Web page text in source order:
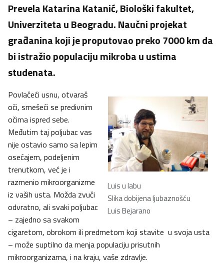
Prevela Katarina Katanić, Biološki fakultet,
Univerziteta u Beogradu. Naučni projekat
građanina koji je proputovao preko 7000 km da
bi istražio populaciju mikroba u ustima
studenata.
Luis u labu
Slika dobijena ljubaznošću
Luis Bejarano
Povlačeći usnu, otvaraš
oči, smešeći se predivnim
očima ispred sebe.
Međutim taj poljubac vas
nije ostavio samo sa lepim
osećajem, podeljenim
trenutkom, već je i
razmenio mikroorganizme
iz vaših usta. Možda zvuči
odvratno, ali svaki poljubac
– zajedno sa svakom
cigaretom, obrokom ili predmetom koji stavite u svoja usta
– može suptilno da menja populaciju prisutnih
mikroorganizama, i na kraju, vaše zdravlje.